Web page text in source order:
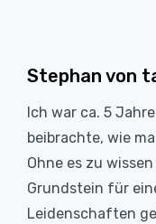
Stephan von
Ich war ca. 5
beibrachte, wie
Ohne es zu
Grundstein für
Leidenschaften